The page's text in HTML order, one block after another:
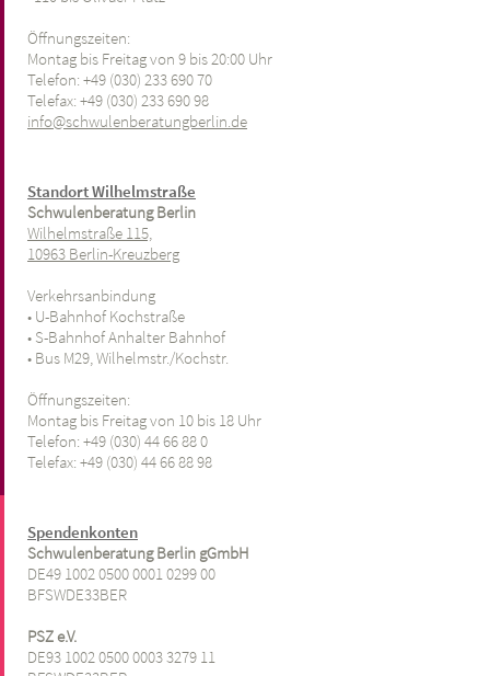
Öffnungszeiten:
Montag bis Freitag von 9 bis 20:00 Uhr
Telefon: +49 (030) 233 690 70
Telefax: +49 (030) 233 690 98
info@schwulenberatungberlin.de
Standort Wilhelmstraße
Schwulenberatung Berlin
Wilhelmstraße 115,
10963 Berlin-Kreuzberg
Verkehrsanbindung
• U-Bahnhof Kochstraße
• S-Bahnhof Anhalter Bahnhof
• Bus M29, Wilhelmstr./Kochstr.
Öffnungszeiten:
Montag bis Freitag von 10 bis 18 Uhr
Telefon: +49 (030) 44 66 88 0
Telefax: +49 (030) 44 66 88 98
Spendenkonten
Schwulenberatung Berlin gGmbH
DE49 1002 0500 0001 0299 00
BFSWDE33BER
PSZ e.V.
DE93 1002 0500 0003 3279 11